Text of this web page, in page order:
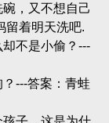
，又不想自己
留着明天洗吧.
不是小偷？---
---答案：青蛙